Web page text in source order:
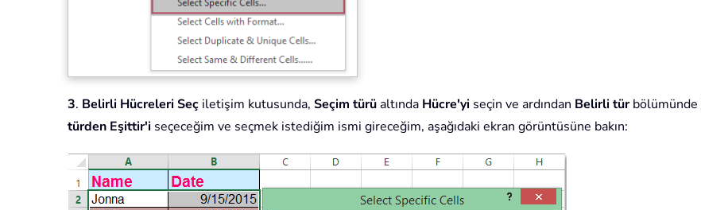
3. Belirli Hücreleri Seç iletişim kutusunda, Seçim türüaltında Hücre'yi seçin ve ardından Belirli türbölümünde
türden Eşittir'i seçeceğim ve seçmek istediğim ismi gireceğim, aşağıdaki ekran görüntüsüne bakın: